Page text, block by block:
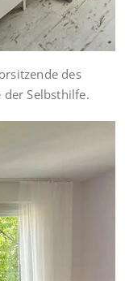
des
der Selbsthilfe.